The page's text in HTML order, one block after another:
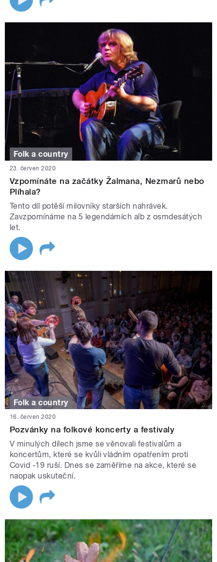
Folk a country
23. červen 2020
Vzpomínáte na začátky Žalmana, Nezmarů nebo
Plíhala?
Tento díl potěší milovníky starších nahrávek.
Zavzpomínáme na 5 legendárních alb z osmdesátých
let.
Folk a country
16. červen 2020
Pozvánky na folkové koncerty a festivaly
V minulých dílech jsme se věnovali festivalům a
koncertům, které se kvůli vládním opatřením proti
Covid -19 ruší. Dnes se zaměříme na akce, které se
naopak uskuteční.